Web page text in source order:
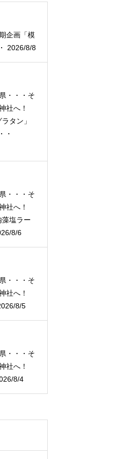
企画「模
2026/8/8
・・・そ
社へ！
タン」
・
・・・そ
社へ！
塩ラー
8/6
・・・そ
社へ！
8/5
・・・そ
社へ！
8/4